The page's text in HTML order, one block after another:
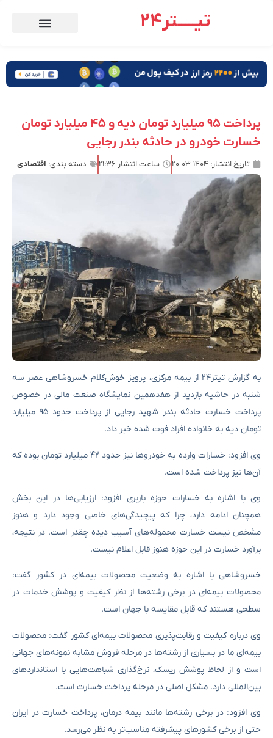
تیـــــتر24
پرداخت ۹۵ میلیارد تومان دیه و ۴۵ میلیارد تومان
خسارت خودرو در حادثه بندر رجایی
تاریخ انتشار: ۱۴۰۴-۰۳-۲۰ ساعت انتشار ۲۱:۳۶ دسته بندی: اقتصادی
به گزارش تیتر۲۴ از بیمه مرکزی، پرویز خوش‌کلام خسروشاهی عصر سه
شنبه در حاشیه بازدید از هفدهمین نمایشگاه صنعت مالی در خصوص
پرداخت خسارت حادثه بندر شهید رجایی از پرداخت حدود ۹۵ میلیارد
تومان دیه به خانواده افراد فوت شده خبر داد.
وی افزود: خسارات وارده به خودروها نیز حدود ۴۲ میلیارد تومان بوده که
آن‌ها نیز پرداخت شده‌ است.
وی با اشاره به خسارات حوزه باربری افزود: ارزیابی‌ها در این بخش
همچنان ادامه دارد، چرا که پیچیدگی‌های خاصی وجود دارد و هنوز
مشخص نیست خسارت محموله‌های آسیب دیده‌ چقدر است. در نتیجه،
برآورد خسارت در این حوزه هنوز قابل اعلام نیست.
خسروشاهی با اشاره به وضعیت محصولات بیمه‌ای در کشور گفت:
محصولات بیمه‌ای در برخی رشته‌ها از نظر کیفیت و پوشش خدمات در
سطحی هستند که قابل مقایسه‌ با جهان است.
وی درباره کیفیت و رقابت‌پذیری محصولات بیمه‌ای کشور گفت: محصولات
بیمه‌ای ما در بسیاری از رشته‌ها در مرحله فروش مشابه نمونه‌های جهانی
است و از لحاظ پوشش ریسک، نرخ‌گذاری شباهت‌هایی با استانداردهای
بین‌المللی دارد. مشکل اصلی در مرحله پرداخت خسارت است.
وی افزود: در برخی رشته‌ها مانند بیمه درمان، پرداخت خسارت در ایران
حتی از برخی کشورهای پیشرفته مناسب‌تر به نظر می‌رسد.